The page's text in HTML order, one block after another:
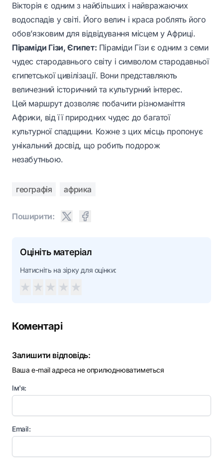
Вікторія є одним з найбільших і найвражаючих
водоспадів у світі. Його велич і краса роблять його
обов’язковим для відвідування місцем у Африці.
Піраміди Гізи, Єгипет: Піраміди Гізи є одним з семи
чудес стародавнього світу і символом стародавньої
єгипетської цивілізації. Вони представляють
величезний історичний та культурний інтерес.
Цей маршрут дозволяє побачити різноманіття
Африки, від її природних чудес до багатої
культурної спадщини. Кожне з цих місць пропонує
унікальний досвід, що робить подорож
незабутньою.
географія африка
Поширити:
Оцініть матеріал
Натисніть на зірку для оцінки:
★ ★ ★ ★ ★
Коментарі
Залишити відповідь:
Ваша e-mail адреса не оприлюднюватиметься
Ім'я:
Email: